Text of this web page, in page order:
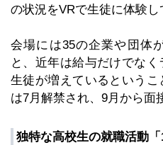
の状況をVRで生徒に体験し
会場には35の企業や団体
と、近年は給与だけでな
生徒が増えているという
は7月解禁され、9月から面
独特な高校生の就職活動「